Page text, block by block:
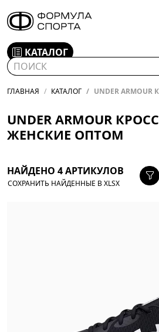
КАТАЛОГ
ГЛАВНАЯ КАТАЛОГ UNDER
UNDER ARMOUR
ЖЕНСКИЕ ОПТОМ
НАЙДЕНО 4 АРТИКУЛОВ
СОХРАНИТЬ НАЙДЕННЫЕ В XLSX